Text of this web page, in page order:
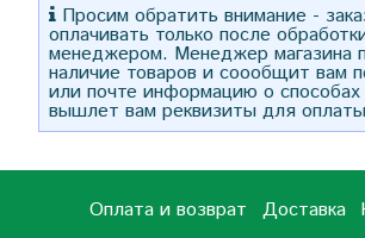
Просим обратить внимание -
оплачивать только после
менеджером. Менеджер магазина
наличие товаров и соообщит вам
или почте информацию о способах
вышлет вам реквизиты для
Оплата и возврат Доставка